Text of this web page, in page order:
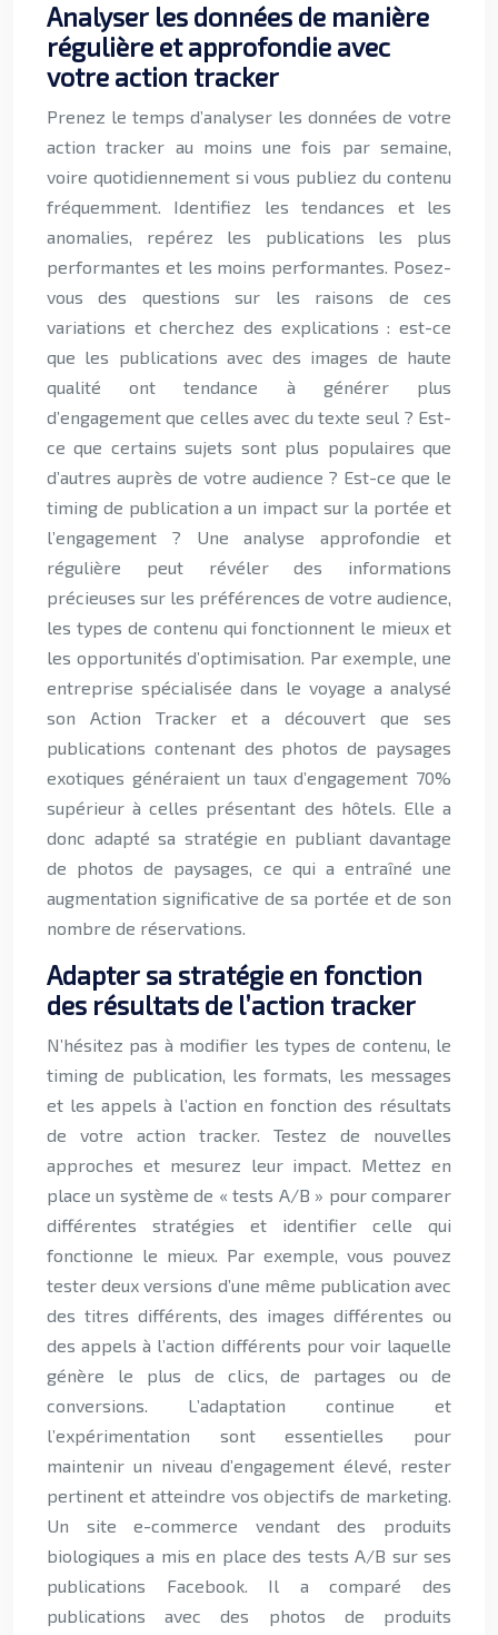
Analyser les données de manière
régulière et approfondie avec
votre action tracker
Prenez le temps d’analyser les données de votre
action tracker au moins une fois par semaine,
voire quotidiennement si vous publiez du contenu
fréquemment. Identifiez les tendances et les
anomalies, repérez les publications les plus
performantes et les moins performantes. Posez-
vous des questions sur les raisons de ces
variations et cherchez des explications : est-ce
que les publications avec des images de haute
qualité ont tendance à générer plus
d’engagement que celles avec du texte seul ? Est-
ce que certains sujets sont plus populaires que
d’autres auprès de votre audience ? Est-ce que le
timing de publication a un impact sur la portée et
l’engagement ? Une analyse approfondie et
régulière peut révéler des informations
précieuses sur les préférences de votre audience,
les types de contenu qui fonctionnent le mieux et
les opportunités d’optimisation. Par exemple, une
entreprise spécialisée dans le voyage a analysé
son Action Tracker et a découvert que ses
publications contenant des photos de paysages
exotiques généraient un taux d’engagement 70%
supérieur à celles présentant des hôtels. Elle a
donc adapté sa stratégie en publiant davantage
de photos de paysages, ce qui a entraîné une
augmentation significative de sa portée et de son
nombre de réservations.
Adapter sa stratégie en fonction
des résultats de l’action tracker
N’hésitez pas à modifier les types de contenu, le
timing de publication, les formats, les messages
et les appels à l’action en fonction des résultats
de votre action tracker. Testez de nouvelles
approches et mesurez leur impact. Mettez en
place un système de « tests A/B » pour comparer
différentes stratégies et identifier celle qui
fonctionne le mieux. Par exemple, vous pouvez
tester deux versions d’une même publication avec
des titres différents, des images différentes ou
des appels à l’action différents pour voir laquelle
génère le plus de clics, de partages ou de
conversions. L’adaptation continue et
l’expérimentation sont essentielles pour
maintenir un niveau d’engagement élevé, rester
pertinent et atteindre vos objectifs de marketing.
Un site e-commerce vendant des produits
biologiques a mis en place des tests A/B sur ses
publications Facebook. Il a comparé des
publications avec des photos de produits